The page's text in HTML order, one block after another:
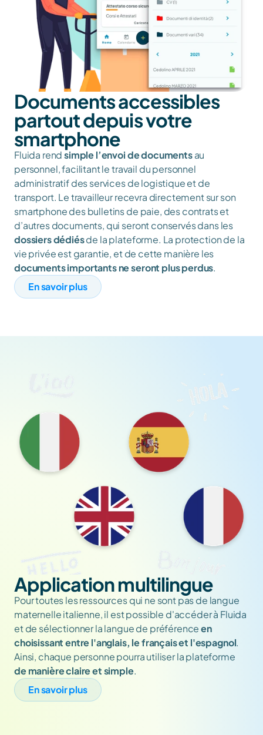
Documents accessibles
partout depuis votre
smartphone
Fluida rend simple l’envoi de documents au
personnel, facilitant le travail du personnel
administratif des services de logistique et de
transport. Le travailleur recevra directement sur son
smartphone des bulletins de paie, des contrats et
dossiers dédiés de la plateforme. La protection de la
documents importants ne seront plus perdus.
En savoir plus
Application multilingue
Pour toutes les ressources qui ne sont pas de langue
maternelle italienne, il est possible d'accéder à Fluida
et de sélectionner la langue de préférence en
choisissant entre l'anglais, le français et l'espagnol.
de manière claire et simple.
En savoir plus